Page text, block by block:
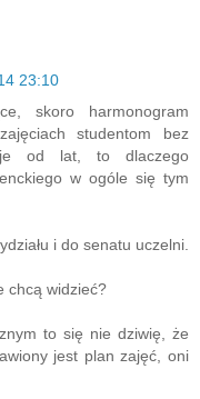
23:10
skoro harmonogram
studentom bez
od lat, to dlaczego
w ogóle się tym
i do senatu uczelni.
chcą widzieć?
to się nie dziwię, że
jest plan zajęć, oni